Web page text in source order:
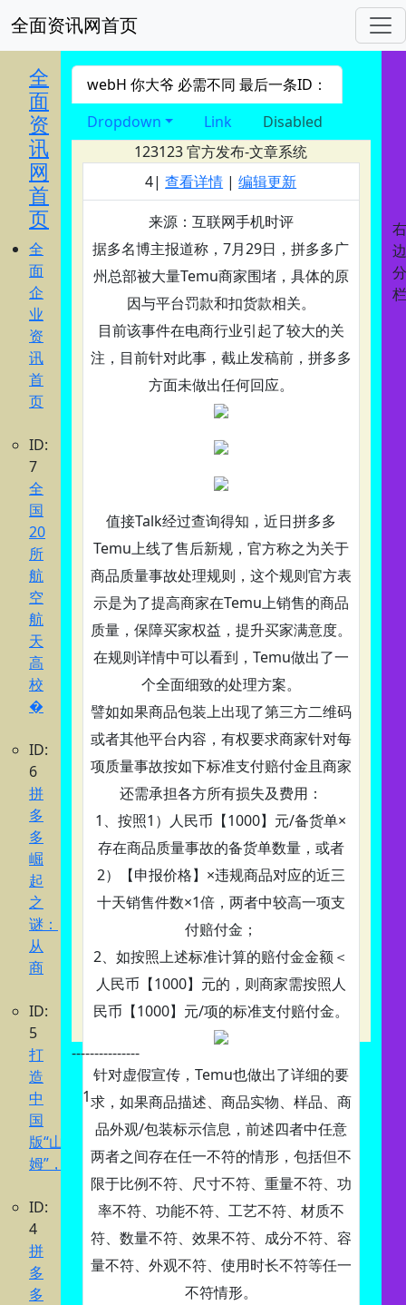
全面资讯网首页
全
面
资
讯
网
首
页
全
面
企
业
资
讯
首
页
ID:
7
全
国
20
所
航
空
航
天
高
校
�
ID:
6
拼
多
多
崛
起
之
谜：
从
商
ID:
5
打
造
中
国
版“山
姆”，
ID:
4
拼
多
多
webH 你大爷 必需不同 最后一条ID：
Dropdown
Link
Disabled
123123官方发布-文章系统
4|查看详情 |编辑更新
来源：互联网手机时评
据多名博主报道称，7月29日，拼多多广
州总部被大量Temu商家围堵，具体的原
因与平台罚款和扣货款相关。
目前该事件在电商行业引起了较大的关
注，目前针对此事，截止发稿前，拼多多
方面未做出任何回应。
值接Talk经过查询得知，近日拼多多
Temu上线了售后新规，官方称之为关于
商品质量事故处理规则，这个规则官方表
示是为了提高商家在Temu上销售的商品
质量，保障买家权益，提升买家满意度。
在规则详情中可以看到，Temu做出了一
个全面细致的处理方案。
譬如如果商品包装上出现了第三方二维码
或者其他平台内容，有权要求商家针对每
项质量事故按如下标准支付赔付金且商家
还需承担各方所有损失及费用：
1、按照1）人民币【1000】元/备货单×
存在商品质量事故的备货单数量，或者
2）【申报价格】×违规商品对应的近三
十天销售件数×1倍，两者中较高一项支
付赔付金；
2、如按照上述标准计算的赔付金金额＜
人民币【1000】元的，则商家需按照人
民币【1000】元/项的标准支付赔付金。
针对虚假宣传，Temu也做出了详细的要
求，如果商品描述、商品实物、样品、商
品外观/包装标示信息，前述四者中任意
两者之间存在任一不符的情形，包括但不
限于比例不符、尺寸不符、重量不符、功
率不符、功能不符、工艺不符、材质不
符、数量不符、效果不符、成分不符、容
量不符、外观不符、使用时长不符等任一
不符情形。
---------------
1
右
边
分
栏